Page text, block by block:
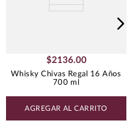
$2136.00
Whisky Chivas Regal 16 Años
700 ml
AGREGAR AL CARRITO